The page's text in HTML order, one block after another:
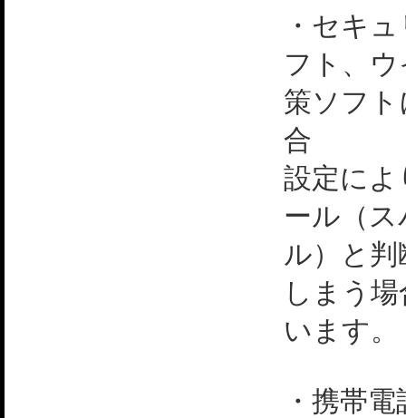
・セキ
フト、
策ソフ
合
設定に
ール（
ル）と
しまう
います。
・携帯